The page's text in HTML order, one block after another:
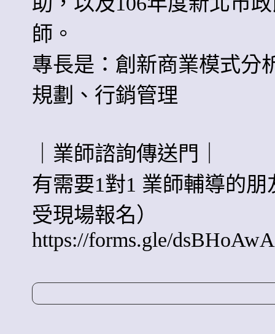
師。
專長是：創新商業模式分
規劃、行銷管理
｜業師諮詢傳送門｜
有需要1對1 業師輔導的
受現場報名）
https://forms.gle/